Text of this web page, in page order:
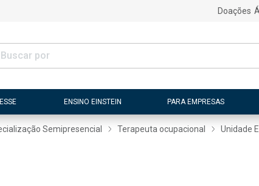
Doações
ENSINO EINSTEIN PARA EMPRESAS
Semipresencial Terapeuta ocupacional Unidade